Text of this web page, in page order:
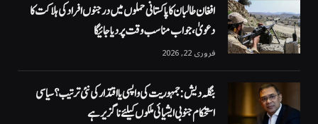
افغان طالبان کا پاکستانی حملوں میں درجنوں افراد کی ہلاکت کا
دعویٰ، جواب مناسب وقت پر دیا جائیگا
فروری 22, 2026
بنگلہ دیش: جمہوریت کی واپسی یا اقتدار کی نئی ترتیب؟ سیاسی
استحکام جنوبی ایشیائی ملکوں کیلئے ناگزیر ہے